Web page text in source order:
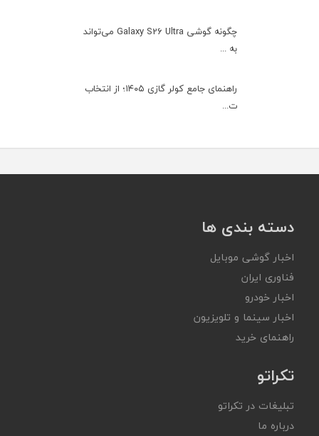
چگونه گوشی Galaxy S26 Ultra می‌تواند
به ...
راهنمای جامع کولر گازی ۱۴۰۵؛ از انتخاب
ت...
دسته بندی ها
اخبار گوشی موبایل
فناوری ایران
اخبار خودرو
اخبار سینما و تلویزیون
راهنمای خرید
تکراتو
تبلیغات در تکراتو
درباره ما